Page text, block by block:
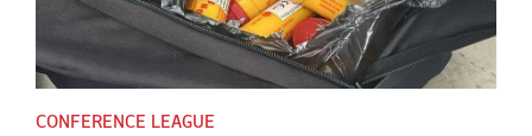
CONFERENCE LEAGUE